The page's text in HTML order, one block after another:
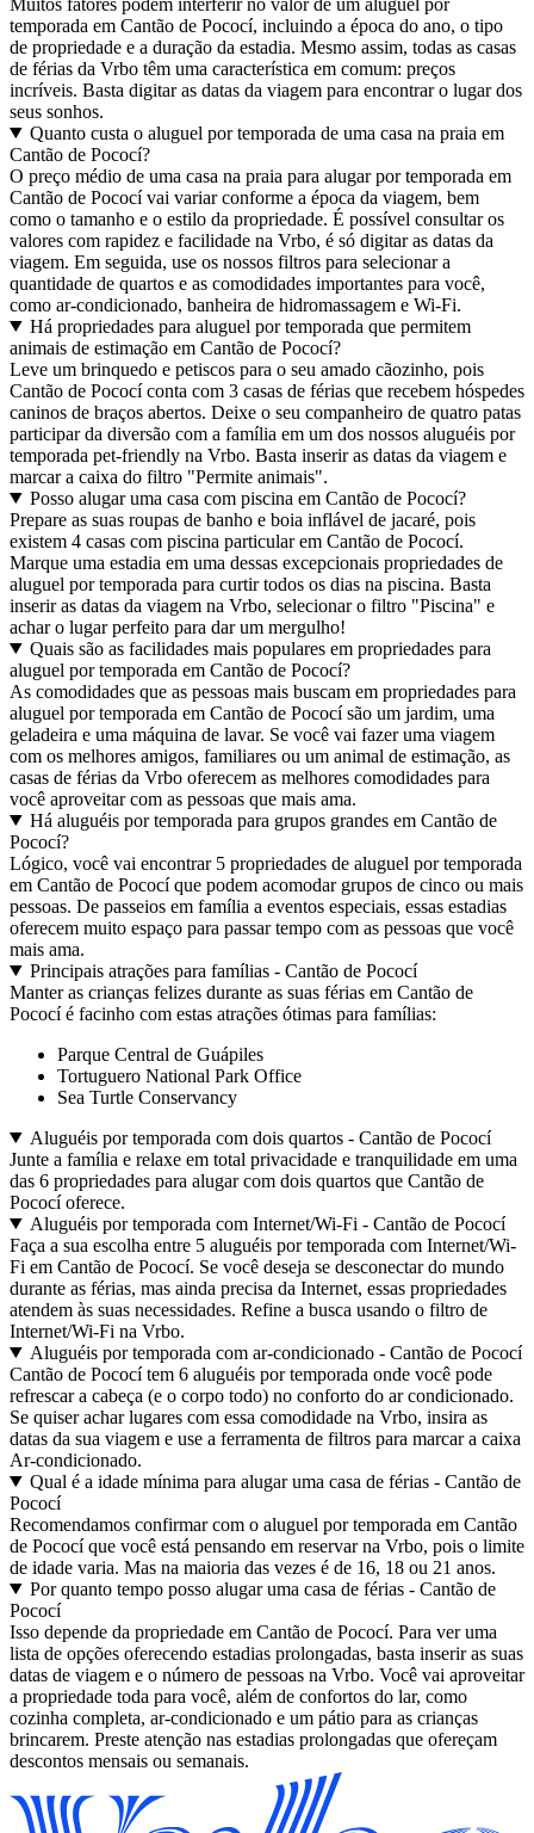
temporada em Cantão de Pococí, incluindo a época do ano, o tipo
de propriedade e a duração da estadia. Mesmo assim, todas as casas
de férias da Vrbo têm uma característica em comum: preços
incríveis. Basta digitar as datas da viagem para encontrar o lugar dos
seus sonhos.
Quanto custa o aluguel por temporada de uma casa na praia em
Cantão de Pococí?
O preço médio de uma casa na praia para alugar por temporada em
Cantão de Pococí vai variar conforme a época da viagem, bem
como o tamanho e o estilo da propriedade. É possível consultar os
valores com rapidez e facilidade na Vrbo, é só digitar as datas da
viagem. Em seguida, use os nossos filtros para selecionar a
quantidade de quartos e as comodidades importantes para você,
como ar-condicionado, banheira de hidromassagem e Wi-Fi.
Há propriedades para aluguel por temporada que permitem
animais de estimação em Cantão de Pococí?
Leve um brinquedo e petiscos para o seu amado cãozinho, pois
Cantão de Pococí conta com 3 casas de férias que recebem hóspedes
caninos de braços abertos. Deixe o seu companheiro de quatro patas
participar da diversão com a família em um dos nossos aluguéis por
temporada pet-friendly na Vrbo. Basta inserir as datas da viagem e
marcar a caixa do filtro "Permite animais".
Posso alugar uma casa com piscina em Cantão de Pococí?
Prepare as suas roupas de banho e boia inflável de jacaré, pois
existem 4 casas com piscina particular em Cantão de Pococí.
Marque uma estadia em uma dessas excepcionais propriedades de
aluguel por temporada para curtir todos os dias na piscina. Basta
inserir as datas da viagem na Vrbo, selecionar o filtro "Piscina" e
achar o lugar perfeito para dar um mergulho!
Quais são as facilidades mais populares em propriedades para
aluguel por temporada em Cantão de Pococí?
As comodidades que as pessoas mais buscam em propriedades para
aluguel por temporada em Cantão de Pococí são um jardim, uma
geladeira e uma máquina de lavar. Se você vai fazer uma viagem
com os melhores amigos, familiares ou um animal de estimação, as
casas de férias da Vrbo oferecem as melhores comodidades para
você aproveitar com as pessoas que mais ama.
Há aluguéis por temporada para grupos grandes em Cantão de
Pococí?
Lógico, você vai encontrar 5 propriedades de aluguel por temporada
em Cantão de Pococí que podem acomodar grupos de cinco ou mais
pessoas. De passeios em família a eventos especiais, essas estadias
oferecem muito espaço para passar tempo com as pessoas que você
mais ama.
Principais atrações para famílias - Cantão de Pococí
Manter as crianças felizes durante as suas férias em Cantão de
Pococí é facinho com estas atrações ótimas para famílias:
Parque Central de Guápiles
Tortuguero National Park Office
Sea Turtle Conservancy
Aluguéis por temporada com dois quartos - Cantão de Pococí
Junte a família e relaxe em total privacidade e tranquilidade em uma
das 6 propriedades para alugar com dois quartos que Cantão de
Pococí oferece.
Aluguéis por temporada com Internet/Wi-Fi - Cantão de Pococí
Faça a sua escolha entre 5 aluguéis por temporada com Internet/Wi-
Fi em Cantão de Pococí. Se você deseja se desconectar do mundo
durante as férias, mas ainda precisa da Internet, essas propriedades
atendem às suas necessidades. Refine a busca usando o filtro de
Internet/Wi-Fi na Vrbo.
Aluguéis por temporada com ar-condicionado - Cantão de Pococí
Cantão de Pococí tem 6 aluguéis por temporada onde você pode
refrescar a cabeça (e o corpo todo) no conforto do ar condicionado.
Se quiser achar lugares com essa comodidade na Vrbo, insira as
datas da sua viagem e use a ferramenta de filtros para marcar a caixa
Ar-condicionado.
Qual é a idade mínima para alugar uma casa de férias - Cantão de
Pococí
Recomendamos confirmar com o aluguel por temporada em Cantão
de Pococí que você está pensando em reservar na Vrbo, pois o limite
de idade varia. Mas na maioria das vezes é de 16, 18 ou 21 anos.
Por quanto tempo posso alugar uma casa de férias - Cantão de
Pococí
Isso depende da propriedade em Cantão de Pococí. Para ver uma
lista de opções oferecendo estadias prolongadas, basta inserir as suas
datas de viagem e o número de pessoas na Vrbo. Você vai aproveitar
a propriedade toda para você, além de confortos do lar, como
cozinha completa, ar-condicionado e um pátio para as crianças
brincarem. Preste atenção nas estadias prolongadas que ofereçam
descontos mensais ou semanais.